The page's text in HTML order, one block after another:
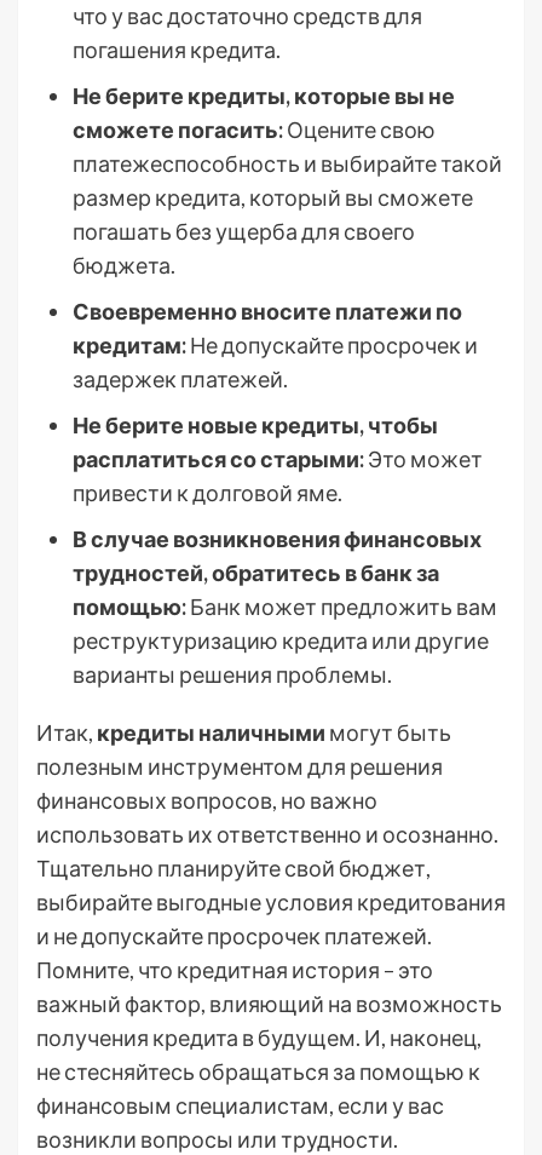
что у вас достаточно средств для
погашения кредита.
Не берите кредиты, которые вы не
сможете погасить:Оцените свою
платежеспособность и выбирайте такой
размер кредита, который вы сможете
погашать без ущерба для своего
бюджета.
Своевременно вносите платежи по
кредитам:Не допускайте просрочек и
задержек платежей.
Не берите новые кредиты, чтобы
расплатиться со старыми:Это может
привести к долговой яме.
В случае возникновения финансовых
трудностей, обратитесь в банк за
помощью:Банк может предложить вам
реструктуризацию кредита или другие
варианты решения проблемы.
Итак, кредиты наличными могут быть
полезным инструментом для решения
финансовых вопросов, но важно
использовать их ответственно и осознанно.
Тщательно планируйте свой бюджет,
выбирайте выгодные условия кредитования
и не допускайте просрочек платежей.
Помните, что кредитная история – это
важный фактор, влияющий на возможность
получения кредита в будущем. И, наконец,
не стесняйтесь обращаться за помощью к
финансовым специалистам, если у вас
возникли вопросы или трудности.